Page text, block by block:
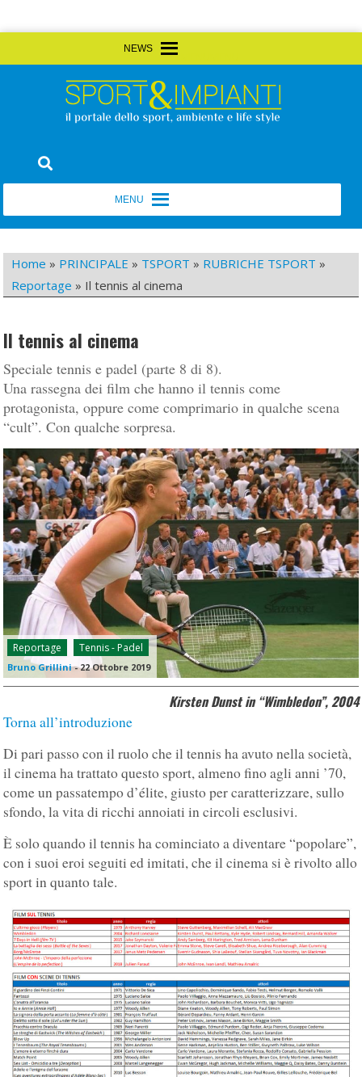
to
Sport&Impianti
Home » PRINCIPALE » TSPORT » RUBRICHE TSPORT »
Reportage » Il tennis al cinema
Il tennis al cinema
Speciale tennis e padel (parte 8 di 8).
Una rassegna dei film che hanno il tennis come
protagonista, oppure come comprimario in qualche scena
“cult”. Con qualche sorpresa.
Reportage Tennis - Padel
Bruno Grillini-22 Ottobre 2019
Kirsten Dunst in “Wimbledon”, 2004
Torna all’introduzione
Di pari passo con il ruolo che il tennis ha avuto nella società,
il cinema ha trattato questo sport, almeno fino agli anni ’70,
come un passatempo d’élite, giusto per caratterizzare, sullo
sfondo, la vita di ricchi annoiati in circoli esclusivi.
È solo quando il tennis ha cominciato a diventare “popolare”,
con i suoi eroi seguiti ed imitati, che il cinema si è rivolto allo
sport in quanto tale.